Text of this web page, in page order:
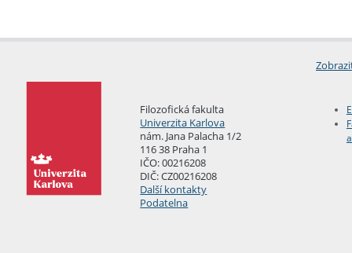
Filozofická fakulta
Univerzita Karlova
nám. Jana Palacha 1/2
116 38 Praha 1
IČO: 00216208
DIČ: CZ00216208
Další kontakty
Podatelna